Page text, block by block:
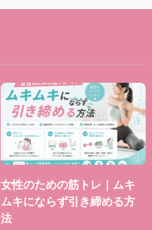
女性のための筋トレ｜ムキ
ムキにならず引き締める方
法